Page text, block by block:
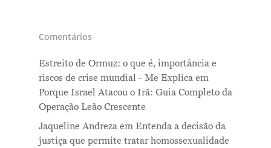
Comentários
Estreito de Ormuz: o que é, importância e
riscos de crise mundial - Me Explica em
Porque Israel Atacou o Irã: Guia Completo da
Operação Leão Crescente
Jaqueline Andreza em Entenda a decisão da
justiça que permite tratar homossexualidade